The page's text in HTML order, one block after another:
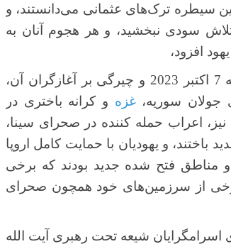
سیطره ترک‌های عثمانی می‌دانستند، و
سودی نبخشید، و هر هجوم آنان به
افزود،
همان سناریویی که این روزها شاهدیم، که اسراییل در پس غلبه بر حمله 7 اکتبر 2023 و چیرگی بر آغازگران آن،
جولان سوریه،غزه و کرانه باختری در
اعراب حمله کننده در صحرای سینا،
باختند، و یهودیان با حمایت کامل اروپا
مناطق فتح شده جدید بودند که برخی
از سرزمین‌های خود همچون صحرای
اسرامگرایان شیعه تحت رهبری آیت الله